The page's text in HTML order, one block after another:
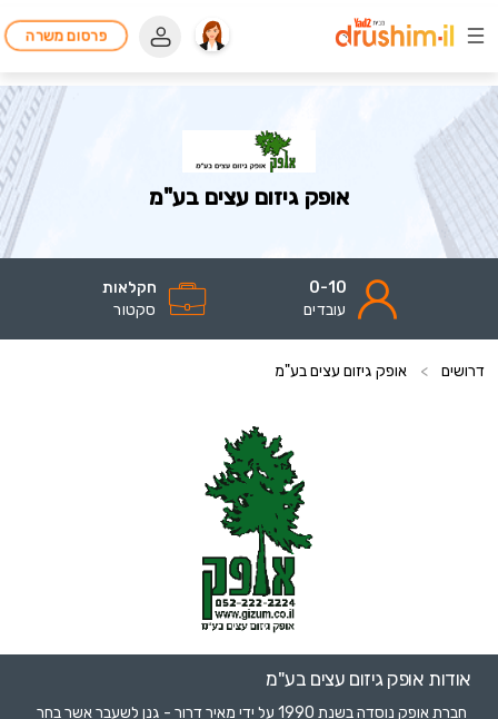
פרסום משרה
אופק גיזום עצים בע"מ
0-10
עובדים
חקלאות
סקטור
דרושים > אופק גיזום עצים בע"מ
אודות אופק גיזום עצים בע"מ
חברת אופק נוסדה בשנת 1990 על ידי מאיר דרור - גנן לשעבר אשר בחר